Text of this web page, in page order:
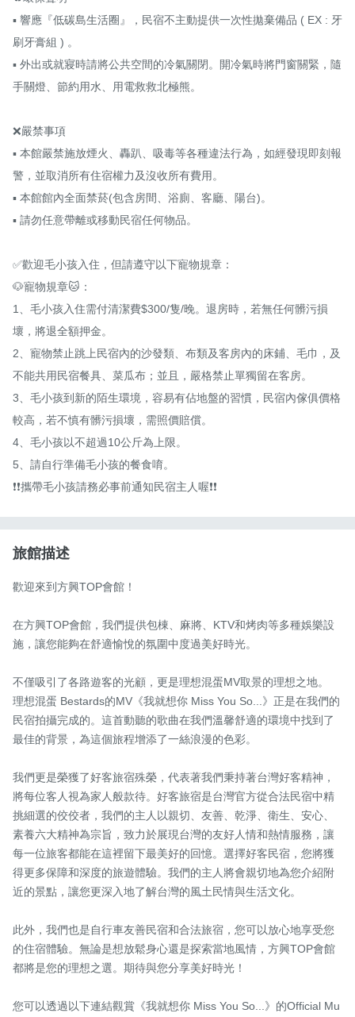
▪ 響應『低碳島生活圈』，民宿不主動提供一次性拋棄備品 ( EX : 牙
刷牙膏組 ) 。
▪ 外出或就寢時請將公共空間的冷氣關閉。開冷氣時將門窗關緊，隨
手關燈、節約用水、用電救救北極熊。
❌嚴禁事項
▪ 本館嚴禁施放煙火、轟趴、吸毒等各種違法行為，如經發現即刻報
警，並取消所有住宿權力及沒收所有費用。
▪ 本館館內全面禁菸(包含房間、浴廁、客廳、陽台)。
▪ 請勿任意帶離或移動民宿任何物品。
✅歡迎毛小孩入住，但請遵守以下寵物規章：
🐶寵物規章🐱：
1、毛小孩入住需付清潔費$300/隻/晚。退房時，若無任何髒污損
壞，將退全額押金。
2、寵物禁止跳上民宿內的沙發類、布類及客房內的床鋪、毛巾，及
不能共用民宿餐具、菜瓜布；並且，嚴格禁止單獨留在客房。
3、毛小孩到新的陌生環境，容易有佔地盤的習慣，民宿內傢俱價格
較高，若不慎有髒污損壞，需照價賠償。
4、毛小孩以不超過10公斤為上限。
5、請自行準備毛小孩的餐食唷。
❗️❗️攜帶毛小孩請務必事前通知民宿主人喔❗️❗️
旅館描述
歡迎來到方興TOP會館！
在方興TOP會館，我們提供包棟、麻將、KTV和烤肉等多種娛樂設
施，讓您能夠在舒適愉悅的氛圍中度過美好時光。
不僅吸引了各路遊客的光顧，更是理想混蛋MV取景的理想之地。
理想混蛋 Bestards的MV《我就想你 Miss You So...》正是在我們的
民宿拍攝完成的。這首動聽的歌曲在我們溫馨舒適的環境中找到了
最佳的背景，為這個旅程增添了一絲浪漫的色彩。
我們更是榮獲了好客旅宿殊榮，代表著我們秉持著台灣好客精神，
將每位客人視為家人般款待。好客旅宿是台灣官方從合法民宿中精
挑細選的佼佼者，我們的主人以親切、友善、乾淨、衛生、安心、
素養六大精神為宗旨，致力於展現台灣的友好人情和熱情服務，讓
每一位旅客都能在這裡留下最美好的回憶。選擇好客民宿，您將獲
得更多保障和深度的旅遊體驗。我們的主人將會親切地為您介紹附
近的景點，讓您更深入地了解台灣的風土民情與生活文化。
此外，我們也是自行車友善民宿和合法旅宿，您可以放心地享受您
的住宿體驗。無論是想放鬆身心還是探索當地風情，方興TOP會館
都將是您的理想之選。期待與您分享美好時光！
您可以透過以下連結觀賞《我就想你 Miss You So...》的Official Mu